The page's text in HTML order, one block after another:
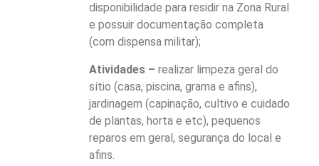
disponibilidade para residir na Zona Rural
e possuir documentação completa
(com dispensa militar);
Atividades – realizar limpeza geral do
sítio (casa, piscina, grama e afins),
jardinagem (capinação, cultivo e cuidado
de plantas, horta e etc), pequenos
reparos em geral, segurança do local e
afins.